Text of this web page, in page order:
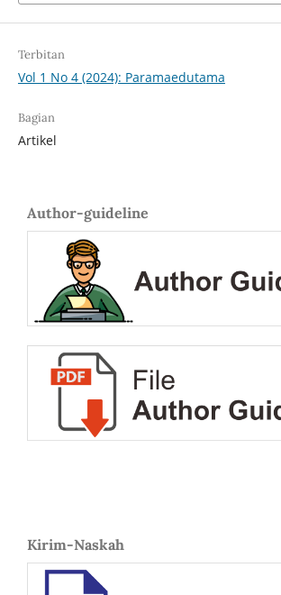
Terbitan
Vol 1 No 4 (2024): Paramaedutama
Bagian
Artikel
Author-guideline
Kirim-Naskah